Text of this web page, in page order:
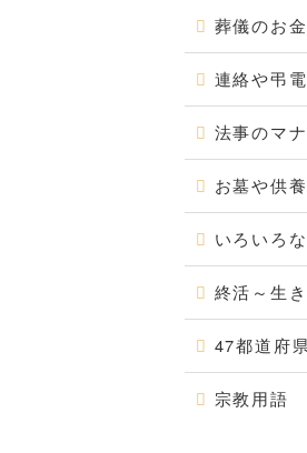
葬儀のお
連絡や弔電
法事のマ
お墓や供
いろいろ
終活～生
47都道府
宗教用語